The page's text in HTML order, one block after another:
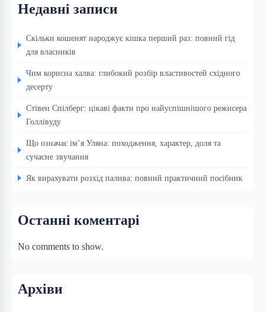
Недавні записи
Скільки кошенят народжує кішка перший раз: повний гід
для власників
Чим корисна халва: глибокий розбір властивостей східного
десерту
Стівен Спілберг: цікаві факти про найуспішнішого режисера
Голлівуду
Що означає ім’я Уляна: походження, характер, доля та
сучасне звучання
Як вирахувати розхід палива: повний практичний посібник
Останні коментарі
No comments to show.
Архіви